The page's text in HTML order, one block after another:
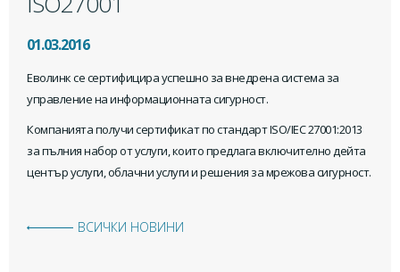
01.03.2016
Еволинк се сертифицира успешно за внедрена система за
управление на информационната сигурност.
Компанията получи сертификат по стандарт ISO/IEC 27001:2013
за пълния набор от услуги, които предлага включително дейта
център услуги, облачни услуги и решения за мрежова сигурност.
ВСИЧКИ НОВИНИ